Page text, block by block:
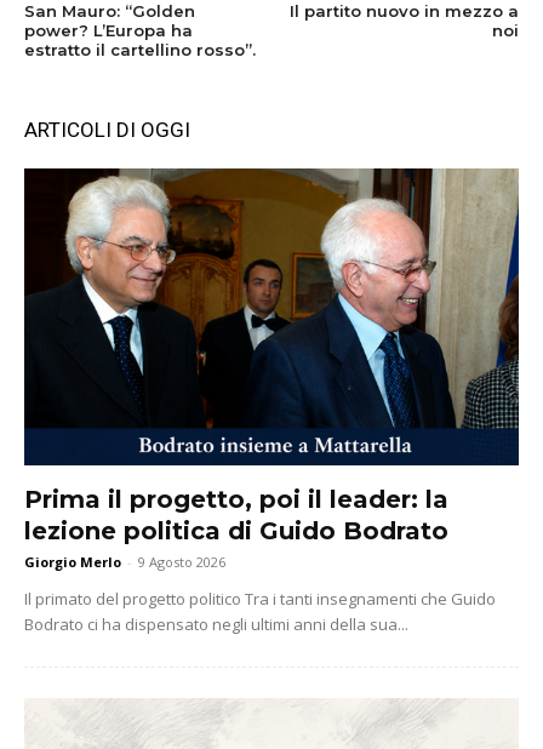
San Mauro: “Golden
power? L’Europa ha
estratto il cartellino rosso”.
Il partito nuovo in mezzo a
noi
ARTICOLI DI OGGI
Prima il progetto, poi il leader: la
lezione politica di Guido Bodrato
Giorgio Merlo - 9 Agosto 2026
Il primato del progetto politico Tra i tanti insegnamenti che Guido
Bodrato ci ha dispensato negli ultimi anni della sua...